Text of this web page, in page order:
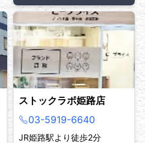
ストックラボ姫路店
03-5919-6640
JR姫路駅より徒歩2分